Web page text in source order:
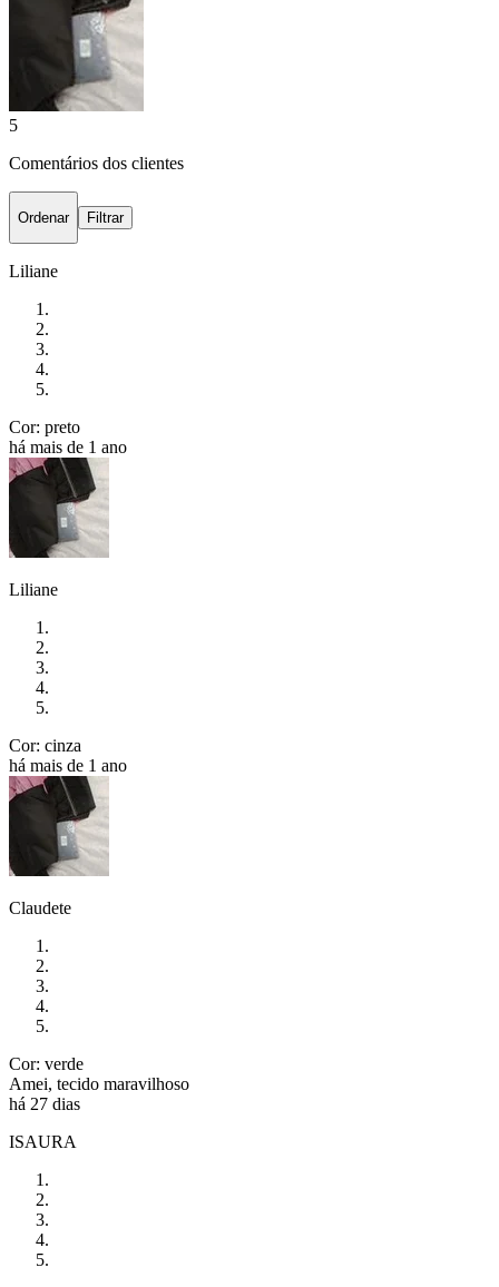
5
Comentários dos clientes
Ordenar Filtrar
Liliane
Cor: preto
há mais de 1 ano
Liliane
Cor: cinza
há mais de 1 ano
Claudete
Cor: verde
Amei, tecido maravilhoso
há 27 dias
ISAURA